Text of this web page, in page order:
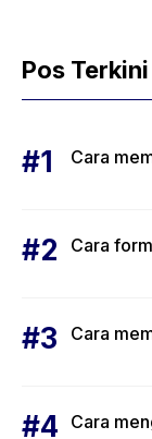
Pos Terkini
Cara
Cara
Cara
Cara